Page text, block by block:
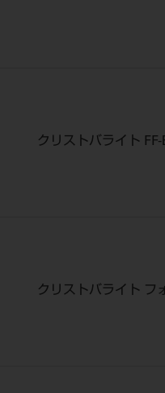
クリストバライト
クリストバライト